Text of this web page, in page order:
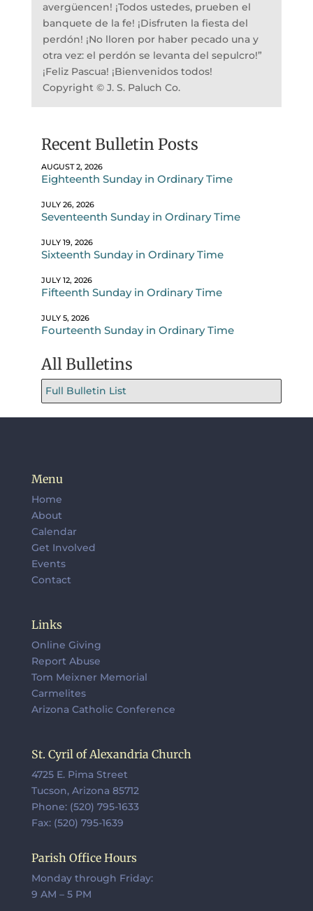
avergüencen! ¡Todos ustedes, prueben el
banquete de la fe! ¡Disfruten la fiesta del
perdón! ¡No lloren por haber pecado una y
otra vez: el perdón se levanta del sepulcro!”
¡Feliz Pascua! ¡Bienvenidos todos!
Copyright © J. S. Paluch Co.
Recent Bulletin Posts
AUGUST 2, 2026
Eighteenth Sunday in Ordinary Time
JULY 26, 2026
Seventeenth Sunday in Ordinary Time
JULY 19, 2026
Sixteenth Sunday in Ordinary Time
JULY 12, 2026
Fifteenth Sunday in Ordinary Time
JULY 5, 2026
Fourteenth Sunday in Ordinary Time
All Bulletins
Full Bulletin List
Menu
Home
About
Calendar
Get Involved
Events
Contact
Links
Online Giving
Report Abuse
Tom Meixner Memorial
Carmelites
Arizona Catholic Conference
St. Cyril of Alexandria Church
4725 E. Pima Street
Tucson, Arizona 85712
Phone: (520) 795-1633
Fax: (520) 795-1639
Parish Office Hours
Monday through Friday:
9 AM – 5 PM